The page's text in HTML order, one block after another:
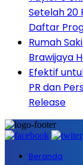
Setelah 20
Daftar
Rumah
Brawijaya
Efektif
PR dan
Release
Beranda